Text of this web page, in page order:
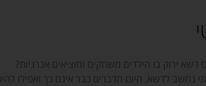
ירוק בו הילדים משחקים ומוציאים אנרגיות?
נחשב לדשא, היום הדברים כבר אינם כך ואפילו